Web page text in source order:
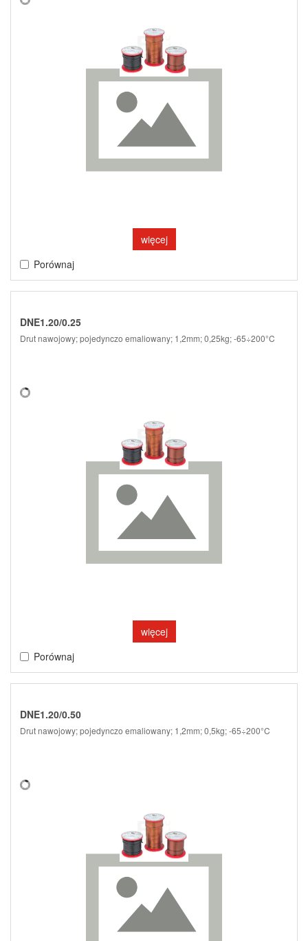
więcej
Porównaj
DNE1.20/0.25
Drut nawojowy; pojedynczo emaliowany; 1,2mm; 0,25kg; -65÷200°C
więcej
Porównaj
DNE1.20/0.50
Drut nawojowy; pojedynczo emaliowany; 1,2mm; 0,5kg; -65÷200°C